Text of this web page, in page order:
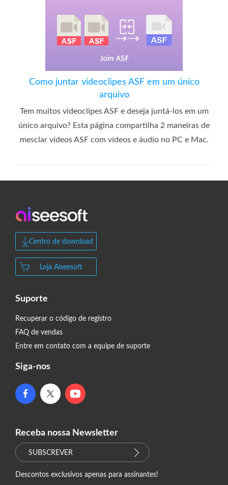
Como juntar videoclipes ASF em um único
arquivo
Tem muitos videoclipes ASF e deseja juntá-los em um
único arquivo? Esta página compartilha 2 maneiras de
mesclar vídeos ASF com vídeos e áudio no PC e Mac.
Centro de download
Loja Aiseesoft
Suporte
Recuperar o código de registro
FAQ de vendas
Entre em contato com a equipe de suporte
Siga-nos
Receba nossa Newsletter
SUBSCREVER
Descontos exclusivos apenas para assinantes!